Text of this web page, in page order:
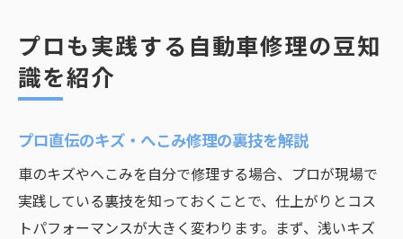
プロも実践する自動車修理の豆知
識を紹介
プロ直伝のキズ・へこみ修理の裏技を解説
車のキズやへこみを自分で修理する場合、プロが現場で
実践している裏技を知っておくことで、仕上がりとコス
トパフォーマンスが大きく変わります。まず、浅いキズ